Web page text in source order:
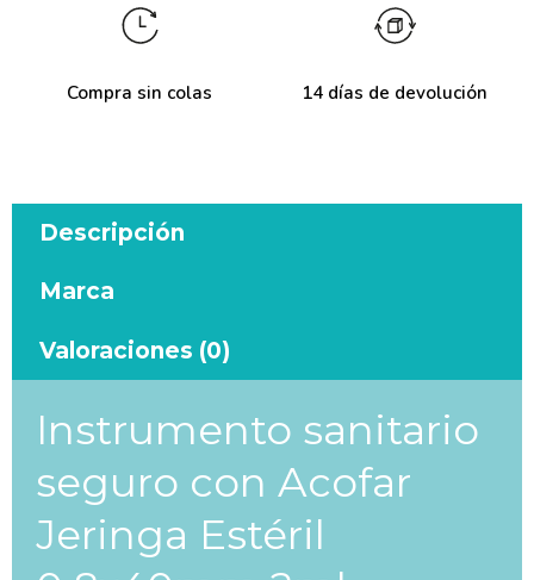
Compra sin colas 14 días de devolución
Descripción
Marca
Valoraciones (0)
Instrumento sanitario
seguro con Acofar
Jeringa Estéril